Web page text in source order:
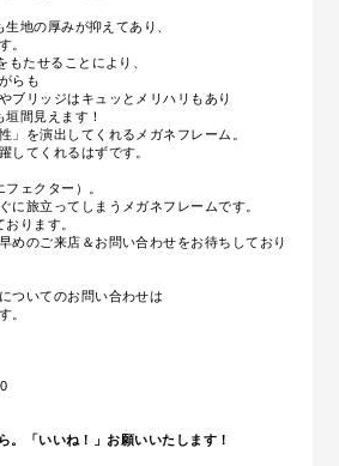
地の厚みが抑えてあり、
。
もたせることにより、
らも
ブリッジはキュッとメリハリもあり
間見えます！
」を演出してくれるメガネフレーム。
してくれるはずです。
ェクター）。
に旅立ってしまうメガネフレームです。
ります。
めのご来店＆お問い合わせをお待ちしており
ついてのお問い合わせは
。
「いいね！」お願いいたします！